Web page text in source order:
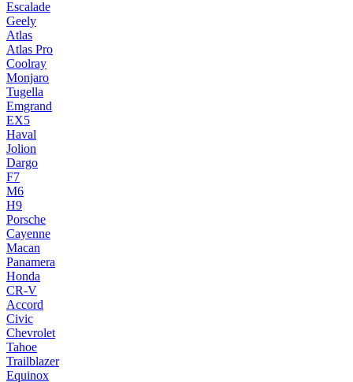
Escalade
Geely
Atlas
Atlas Pro
Coolray
Monjaro
Tugella
Emgrand
EX5
Haval
Jolion
Dargo
F7
M6
H9
Porsche
Cayenne
Macan
Panamera
Honda
CR-V
Accord
Civic
Chevrolet
Tahoe
Trailblazer
Equinox